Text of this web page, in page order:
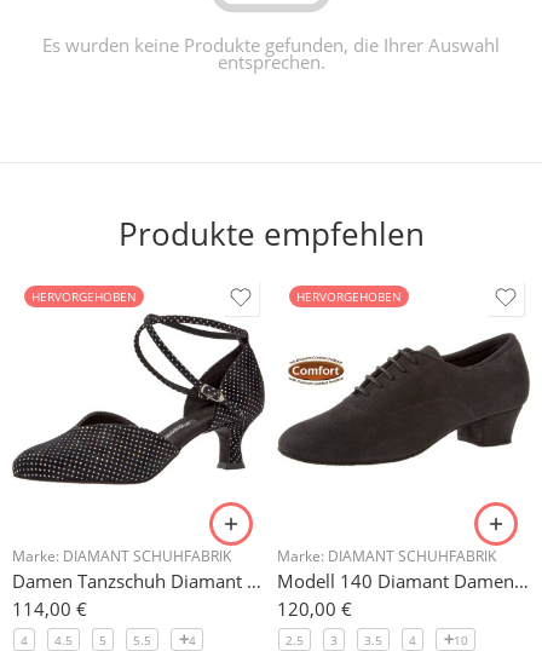
Es wurden keine Produkte gefunden, die Ihrer Auswahl
entsprechen.
Produkte empfehlen
HERVORGEHOBEN
Marke: DIAMANT SCHUHFABRIK
Damen Tanzschuh Diamant Modell 105
114,00 €
4 4.5 5 5.5 4
HERVORGEHOBEN
Marke: DIAMANT SCHUHFABRIK
Modell 140 Diamant Damen Trainerschuh Microfaser 3,7 cm
120,00 €
2.5 3 3.5 4 10